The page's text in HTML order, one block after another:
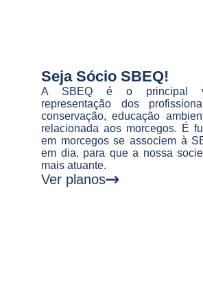
Seja Sócio SBEQ!
A SBEQ é o principal
representação dos
conservação, educação
relacionada aos morcegos. É
em morcegos se associem à
em dia, para que a nossa
mais atuante.
Ver planos